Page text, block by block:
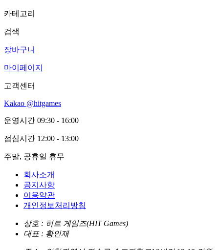
카테고리
검색
장바구니
마이페이지
고객센터
Kakao @hitgames
운영시간 09:30 - 16:00
점심시간 12:00 - 13:00
주말, 공휴일 휴무
회사소개
공지사항
이용약관
개인정보처리방침
상호 : 히트 게임즈(HIT Games)
대표 : 황인재